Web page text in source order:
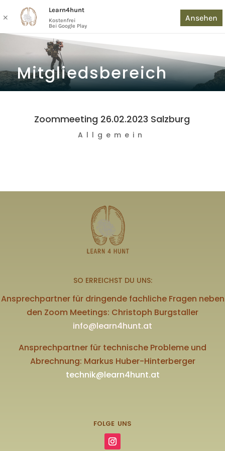
Mitgliedsbereich
Zoommeeting 26.02.2023 Salzburg
Allgemein
SO ERREICHST DU UNS:
Ansprechpartner für dringende fachliche Fragen neben
den Zoom Meetings: Christoph Burgstaller
info@learn4hunt.at
Ansprechpartner für technische Probleme und
Abrechnung: Markus Huber-Hinterberger
technik@learn4hunt.at
FOLGE UNS
✕
Learn4hunt
Kostenfrei
Bei Google Play
Ansehen